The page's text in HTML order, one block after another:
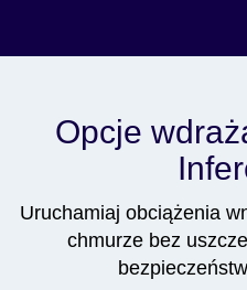
Opcje
Uruchamiaj obciążenia
chmurze bez